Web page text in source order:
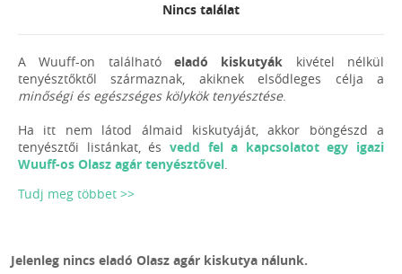
Nincs találat
A Wuuff-on található eladó kiskutyák kivétel nélkül
tenyésztőktől származnak, akiknek elsődleges célja a
minőségi és egészséges kölykök tenyésztése.
Ha itt nem látod álmaid kiskutyáját, akkor böngészd a
tenyésztői listánkat, és vedd fel a kapcsolatot egy igazi
Wuuff-os Olasz agár tenyésztővel.
Tudj meg többet >>
Jelenleg nincs eladó Olasz agár kiskutya nálunk.